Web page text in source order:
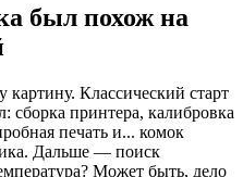
был похож на
картину. Классический старт
сборка принтера, калибровка
печать и... комок
Дальше — поиск
Может быть, дело